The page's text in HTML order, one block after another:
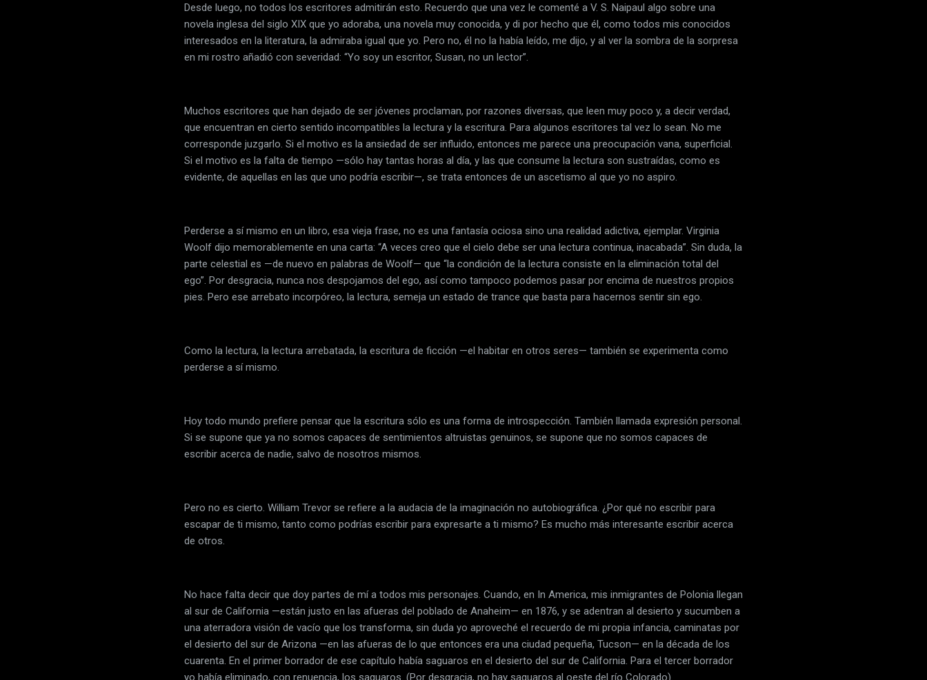
Desde luego, no todos los escritores admitirán esto. Recuerdo que una vez le comenté a V. S. Naipaul algo sobre una
novela inglesa del siglo XIX que yo adoraba, una novela muy conocida, y di por hecho que él, como todos mis conocidos
interesados en la literatura, la admiraba igual que yo. Pero no, él no la había leído, me dijo, y al ver la sombra de la sorpresa
en mi rostro añadió con severidad: “Yo soy un escritor, Susan, no un lector”.
Muchos escritores que han dejado de ser jóvenes proclaman, por razones diversas, que leen muy poco y, a decir verdad,
que encuentran en cierto sentido incompatibles la lectura y la escritura. Para algunos escritores tal vez lo sean. No me
corresponde juzgarlo. Si el motivo es la ansiedad de ser influido, entonces me parece una preocupación vana, superficial.
Si el motivo es la falta de tiempo —sólo hay tantas horas al día, y las que consume la lectura son sustraídas, como es
evidente, de aquellas en las que uno podría escribir—, se trata entonces de un ascetismo al que yo no aspiro.
Perderse a sí mismo en un libro, esa vieja frase, no es una fantasía ociosa sino una realidad adictiva, ejemplar. Virginia
Woolf dijo memorablemente en una carta: “A veces creo que el cielo debe ser una lectura continua, inacabada”. Sin duda, la
parte celestial es —de nuevo en palabras de Woolf— que “la condición de la lectura consiste en la eliminación total del
ego”. Por desgracia, nunca nos despojamos del ego, así como tampoco podemos pasar por encima de nuestros propios
pies. Pero ese arrebato incorpóreo, la lectura, semeja un estado de trance que basta para hacernos sentir sin ego.
Como la lectura, la lectura arrebatada, la escritura de ficción —el habitar en otros seres— también se experimenta como
perderse a sí mismo.
Hoy todo mundo prefiere pensar que la escritura sólo es una forma de introspección. También llamada expresión personal.
Si se supone que ya no somos capaces de sentimientos altruistas genuinos, se supone que no somos capaces de
escribir acerca de nadie, salvo de nosotros mismos.
Pero no es cierto. William Trevor se refiere a la audacia de la imaginación no autobiográfica. ¿Por qué no escribir para
escapar de ti mismo, tanto como podrías escribir para expresarte a ti mismo? Es mucho más interesante escribir acerca
de otros.
No hace falta decir que doy partes de mí a todos mis personajes. Cuando, en In America, mis inmigrantes de Polonia llegan
al sur de California —están justo en las afueras del poblado de Anaheim— en 1876, y se adentran al desierto y sucumben a
una aterradora visión de vacío que los transforma, sin duda yo aproveché el recuerdo de mi propia infancia, caminatas por
el desierto del sur de Arizona —en las afueras de lo que entonces era una ciudad pequeña, Tucson— en la década de los
cuarenta. En el primer borrador de ese capítulo había saguaros en el desierto del sur de California. Para el tercer borrador
yo había eliminado, con renuencia, los saguaros. (Por desgracia, no hay saguaros al oeste del río Colorado).